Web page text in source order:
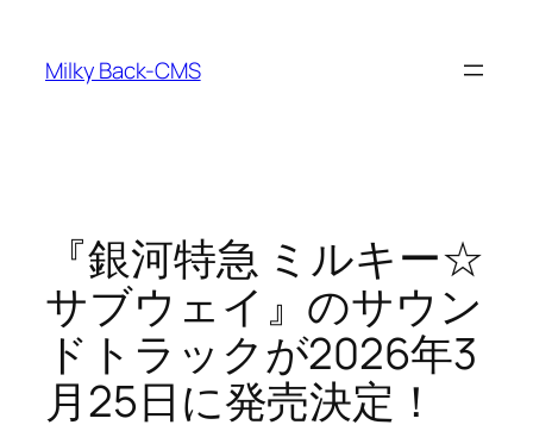
Milky Back-CMS
『銀河特急 ミルキー☆
サブウェイ』のサウン
ドトラックが2026年3
月25日に発売決定！